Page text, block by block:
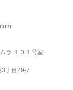
ラ １０１号室
3丁目29-7